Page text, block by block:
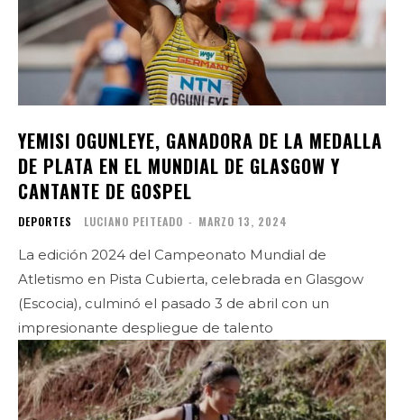
YEMISI OGUNLEYE, GANADORA DE LA MEDALLA
DE PLATA EN EL MUNDIAL DE GLASGOW Y
CANTANTE DE GOSPEL
DEPORTES LUCIANO PEITEADO - MARZO 13, 2024
La edición 2024 del Campeonato Mundial de
Atletismo en Pista Cubierta, celebrada en Glasgow
(Escocia), culminó el pasado 3 de abril con un
impresionante despliegue de talento